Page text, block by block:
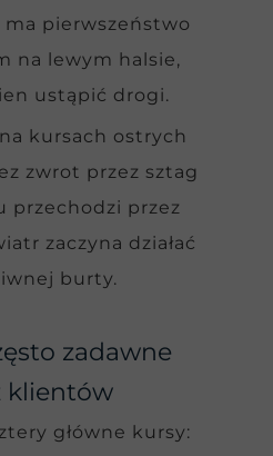
pierwszeństwo
na lewym halsie,
ustąpić drogi.
kursach ostrych
zwrot przez sztag
przechodzi przez
zaczyna działać
burty.
zadawne
klientów
główne kursy: